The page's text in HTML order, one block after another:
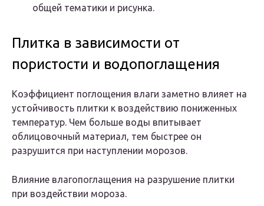
общей тематики и рисунка.
Плитка в зависимости от
пористости и водопоглащения
Коэффициент поглощения влаги заметно влияет на
устойчивость плитки к воздействию пониженных
температур. Чем больше воды впитывает
облицовочный материал, тем быстрее он
разрушится при наступлении морозов.
Влияние влагопоглащения на разрушение плитки
при воздействии мороза.